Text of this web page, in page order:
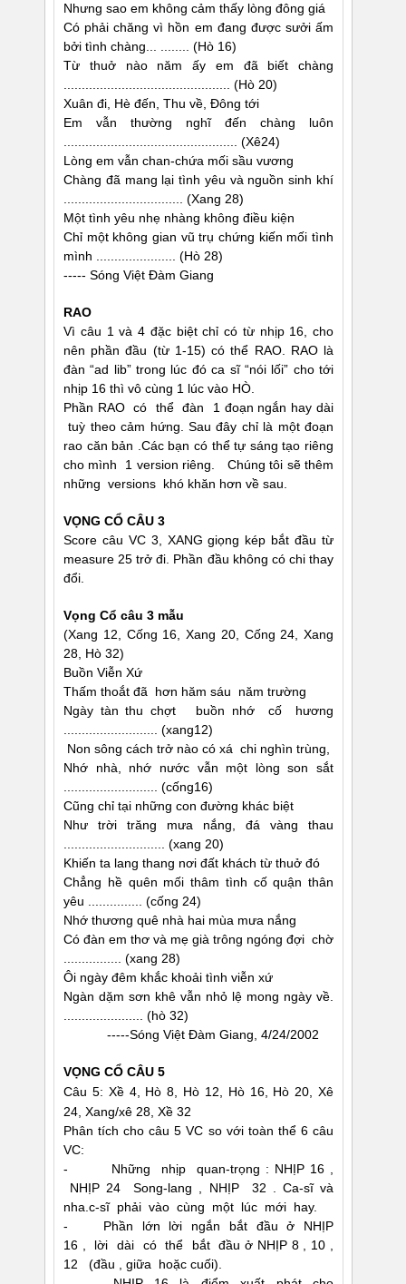
Nhưng sao em không cảm thấy lòng đông giá
Có phải chăng vì hồn em đang được sưởi ấm
bởi tình chàng... ........ (Hò 16)
Từ thuở nào năm ấy em đã biết chàng
.............................................. (Hò 20)
Xuân đi, Hè đến, Thu về, Ðông tới
Em vẫn thường nghĩ đến chàng luôn
................................................ (Xê24)
Lòng em vẫn chan-chứa mối sầu vương
Chàng đã mang lại tình yêu và nguồn sinh khí
................................. (Xang 28)
Một tình yêu nhẹ nhàng không điều kiện
Chỉ một không gian vũ trụ chứng kiến mối tình
mình ...................... (Hò 28)
----- Sóng Việt Ðàm Giang
RAO
Vì câu 1 và 4 đặc biệt chỉ có từ nhịp 16, cho
nên phần đầu (từ 1-15) có thể RAO. RAO là
đàn “ad lib” trong lúc đó ca sĩ “nói lối” cho tới
nhịp 16 thì vô cùng 1 lúc vào HÒ.
Phần RAO có thể đàn 1 đoạn ngắn hay dài
tuỳ theo cảm hứng. Sau đây chỉ là một đoạn
rao căn bản .Các bạn có thể tự sáng tạo riêng
cho mình 1 version riêng. Chúng tôi sẽ thêm
những versions khó khăn hơn về sau.
VỌNG CỔ CÂU 3
Score câu VC 3, XANG giọng kép bắt đầu từ
measure 25 trở đi. Phần đầu không có chi thay
đổi.
Vọng Cổ câu 3 mẫu
(Xang 12, Cống 16, Xang 20, Cống 24, Xang
28, Hò 32)
Buồn Viễn Xứ
Thấm thoắt đã hơn hăm sáu năm trường
Ngày tàn thu chợt buồn nhớ cố hương
.......................... (xang12)
Non sông cách trở nào có xá chi nghìn trùng,
Nhớ nhà, nhớ nước vẫn một lòng son sắt
.......................... (cống16)
Cũng chỉ tại những con đường khác biệt
Như trời trăng mưa nắng, đá vàng thau
............................ (xang 20)
Khiến ta lang thang nơi đất khách từ thuở đó
Chẳng hề quên mối thâm tình cố quận thân
yêu ............... (cống 24)
Nhớ thương quê nhà hai mùa mưa nắng
Có đàn em thơ và mẹ già trông ngóng đợi chờ
................ (xang 28)
Ôi ngày đêm khắc khoải tình viễn xứ
Ngàn dặm sơn khê vẫn nhỏ lệ mong ngày về.
...................... (hò 32)
-----Sóng Việt Ðàm Giang, 4/24/2002
VỌNG CỔ CÂU 5
Câu 5: Xề 4, Hò 8, Hò 12, Hò 16, Hò 20, Xê
24, Xang/xê 28, Xề 32
Phân tích cho câu 5 VC so với toàn thể 6 câu
VC:
- Những nhịp quan-trọng : NHỊP 16 ,
NHỊP 24 Song-lang , NHỊP 32 . Ca-sĩ và
nha.c-sĩ phải vào cùng một lúc mới hay.
- Phần lớn lời ngắn bắt đầu ở NHỊP
16 , lời dài có thể bắt đầu ở NHỊP 8 , 10 ,
12 (đầu , giữa hoặc cuối).